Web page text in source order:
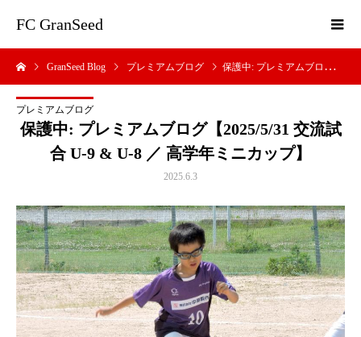
FC GranSeed
GranSeed Blog プレミアムブログ 保護中: プレミアムブログ【2025/5/31 交流試合 U-9 & U-8 ／ 高学年ミニカップ】
プレミアムブログ
保護中: プレミアムブログ【2025/5/31 交流試
合 U-9 & U-8 ／ 高学年ミニカップ】
2025.6.3